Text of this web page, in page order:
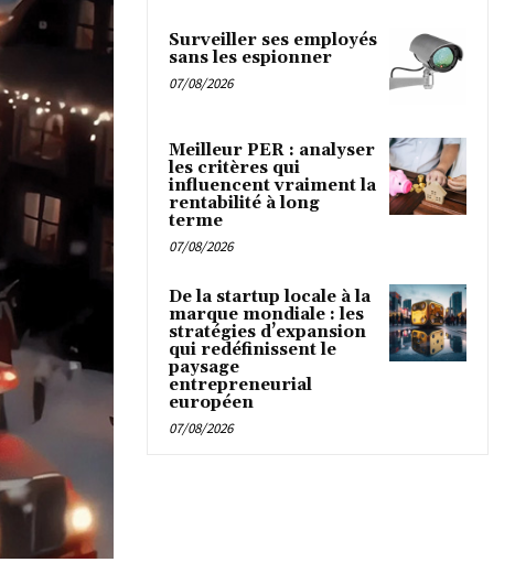
Surveiller ses employés
sans les espionner
07/08/2026
Meilleur PER : analyser
les critères qui
influencent vraiment la
rentabilité à long
terme
07/08/2026
De la startup locale à la
marque mondiale : les
stratégies d’expansion
qui redéfinissent le
paysage
entrepreneurial
européen
07/08/2026